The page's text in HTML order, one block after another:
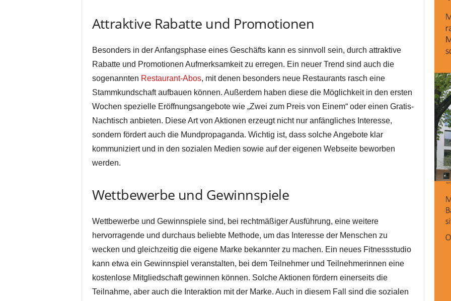
Attraktive Rabatte und Promotionen
Besonders in der Anfangsphase eines Geschäfts kann es sinnvoll sein, durch attraktive
Rabatte und Promotionen Aufmerksamkeit zu erregen. Ein neuer Trend sind auch die
sogenannten Restaurant-Abos, mit denen besonders neue Restaurants rasch eine
Stammkundschaft aufbauen können. Außerdem haben diese die Möglichkeit in den ersten
Wochen spezielle Eröffnungsangebote wie „Zwei zum Preis von Einem“ oder einen Gratis-
Nachtisch anbieten. Diese Art von Aktionen erzeugt nicht nur anfängliches Interesse,
sondern fördert auch die Mundpropaganda. Wichtig ist, dass solche Angebote klar
kommuniziert und in den sozialen Medien sowie auf der eigenen Webseite beworben
werden.
Wettbewerbe und Gewinnspiele
Wettbewerbe und Gewinnspiele sind, bei rechtmäßiger Ausführung, eine weitere
hervorragende und durchaus beliebte Methode, um das Interesse der Menschen zu
wecken und gleichzeitig die eigene Marke bekannter zu machen. Ein neues Fitnessstudio
kann etwa ein Gewinnspiel veranstalten, bei dem Teilnehmer und Teilnehmerinnen eine
kostenlose Mitgliedschaft gewinnen können. Solche Aktionen fördern einerseits die
Teilnahme, aber auch die Interaktion mit der Marke. Auch in diesem Fall sind die sozialen